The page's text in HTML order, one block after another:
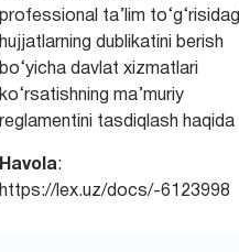
professional ta’lim to‘g‘risidagi
hujjatlarning dublikatini berish
bo‘yicha davlat xizmatlari
ko‘rsatishning ma’muriy
reglamentini tasdiqlash haqida
Havola:
https://lex.uz/docs/-6123998